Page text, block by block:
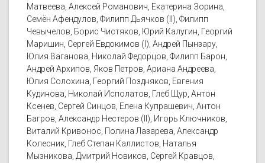
Матвеева, Алексей Романович, Екатерина Зорина,
Семён Афендулов, Филипп Дьячков (II), Филипп
Чевычелов, Борис Чистяков, Юрий Калугин, Георгий
Маришин, Сергей Евдокимов (I), Андрей Пынзару,
Юлия Ваганова, Николай Федорцов, Филипп Барон,
Андрей Архипов, Яков Петров, Ариана Андреева,
Юлия Солохина, Георгий Поздняков, Евгения
Кудинова, Николай Исполатов, Глеб Щур, Антон
Ксенев, Сергей Синцов, Елена Купрашевич, Антон
Багров, Александр Нестеров (II), Игорь Ключников,
Виталий Кривонос, Полина Лазарева, Александр
Колесник, Глеб Степан Каллистов, Наталья
Мызникова, Дмитрий Новиков, Сергей Кравцов,